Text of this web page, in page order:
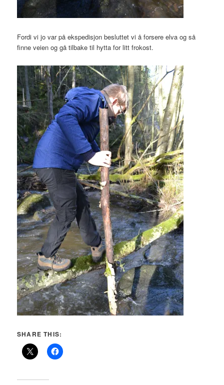
Fordi vi jo var på ekspedisjon besluttet vi å forsere elva og så
finne veien og gå tilbake til hytta for litt frokost.
SHARE THIS: